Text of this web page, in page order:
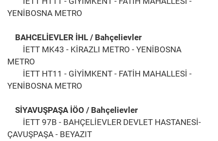
YENİBOSNA METRO
BAHCELİEVLER İHL / Bahçelievler
İETT MK43 - KİRAZLI METRO - YENİBOSNA
METRO
İETT HT11 - GİYİMKENT - FATİH MAHALLESİ -
YENİBOSNA METRO
SİYAVUŞPAŞA İÖO / Bahçelievler
İETT 97B - BAHÇELİEVLER DEVLET HASTANESİ-
ÇAVUŞPAŞA - BEYAZIT